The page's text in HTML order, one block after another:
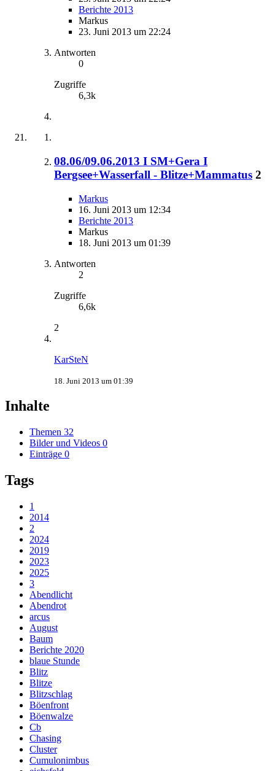
Berichte 2013
Markus
23. Juni 2013 um 22:24
Antworten
0
Zugriffe
6,3k
08.06/09.06.2013 I SM+Gera I
Bergsee+Wasserfall - Blitze+Mammatus 2
Markus
16. Juni 2013 um 12:34
Berichte 2013
Markus
18. Juni 2013 um 01:39
Antworten
2
Zugriffe
6,6k
2
KarSteN
18. Juni 2013 um 01:39
Inhalte
Themen 32
Bilder und Videos 0
Einträge 0
Tags
1
2014
2
2024
2019
2023
2025
3
Abendlicht
Abendrot
arcus
August
Baum
Berichte 2020
blaue Stunde
Blitz
Blitze
Blitzschlag
Böenfront
Böenwalze
Cb
Chasing
Cluster
Cumulonimbus